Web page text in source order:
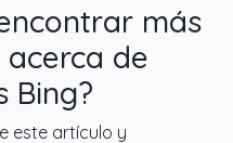
más
de
Bing?
este artículo y